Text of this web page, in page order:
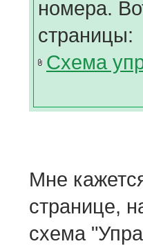
номера.
страницы:
Схема
Мне
странице,
схема